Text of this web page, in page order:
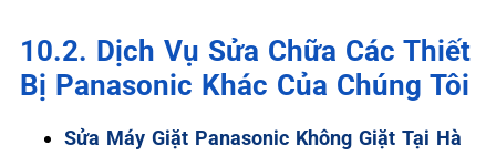
10.2. Dịch Vụ Sửa Chữa Các Thiết
Bị Panasonic Khác Của Chúng Tôi
Sửa Máy Giặt Panasonic Không Giặt Tại Hà